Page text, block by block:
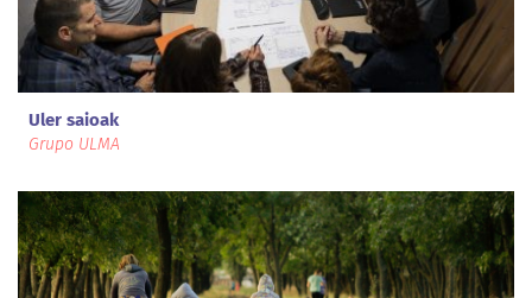
Uler saioak
Grupo ULMA